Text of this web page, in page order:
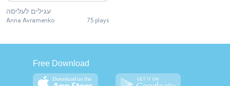
עגילים לעליסה
Anna Avramenko 75 plays
Free Download